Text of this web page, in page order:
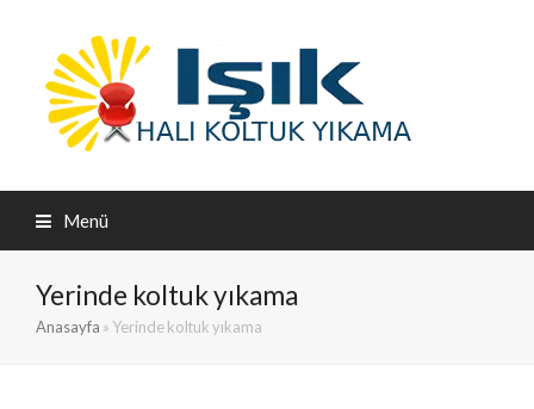
Menü
Yerinde koltuk yıkama
Anasayfa » Yerinde koltuk yıkama